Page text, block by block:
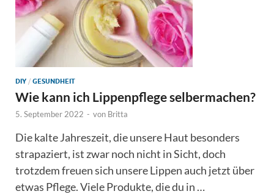
DIY / GESUNDHEIT
Wie kann ich Lippenpflege selbermachen?
5. September 2022 - von Britta
Die kalte Jahreszeit, die unsere Haut besonders
strapaziert, ist zwar noch nicht in Sicht, doch
trotzdem freuen sich unsere Lippen auch jetzt über
etwas Pflege. Viele Produkte, die du in …